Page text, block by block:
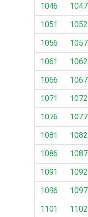
1046
1047
1051
1052
1056
1057
1061
1062
1066
1067
1071
1072
1076
1077
1081
1082
1086
1087
1091
1092
1096
1097
1101
1102